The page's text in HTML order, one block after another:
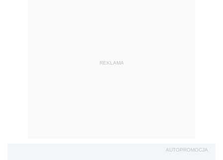
REKLAMA
AUTOPROMOCJA